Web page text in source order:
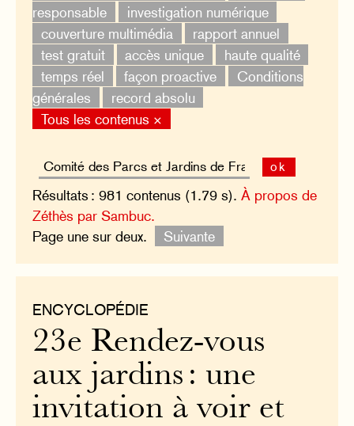
responsable
investigation numérique
couverture multimédia
rapport annuel
test gratuit
accès unique
haute qualité
temps réel
façon proactive
Conditions
générales
record absolu
Tous les contenus ×
ok
Résultats : 981 contenus (1.79 s).À propos de
Zéthès par Sambuc.
Page une sur deux.
Suivante
ENCYCLOPÉDIE
23e Rendez-vous
aux jardins : une
invitation à voir et